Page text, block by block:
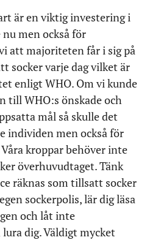
är en viktig investering i
nu men också för
att majoriteten får i sig på
socker varje dag vilket är
enligt WHO. Om vi kunde
till WHO:s önskade och
mål så skulle det
individen men också för
kroppar behöver inte
överhuvudtaget. Tänk
räknas som tillsatt socker
sockerpolis, lär dig läsa
och låt inte
dig. Väldigt mycket